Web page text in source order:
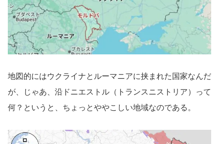
地図的にはウクライナとルーマニアに挟まれた国家なんだ
が、じゃあ、沿ドニエストル（トランスニストリア）って
何？というと、ちょっとややこしい地域なのである。